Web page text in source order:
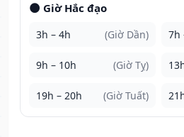
🌑 Giờ Hắc đạo
3h – 4h (Giờ Dần) 7h
9h – 10h (Giờ Tỵ)
19h – 20h (Giờ Tuất)